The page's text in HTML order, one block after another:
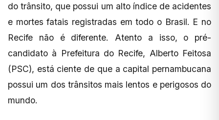
do trânsito, que possui um alto índice de acidentes
e mortes fatais registradas em todo o Brasil. E no
Recife não é diferente. Atento a isso, o pré-
candidato à Prefeitura do Recife, Alberto Feitosa
(PSC), está ciente de que a capital pernambucana
possui um dos trânsitos mais lentos e perigosos do
mundo.